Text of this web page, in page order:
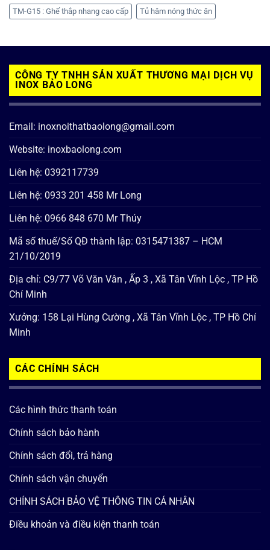
TM-G15 : Ghế thắp nhang cao cấp Tủ hâm nóng thức ăn
CÔNG TY TNHH SẢN XUẤT THƯƠNG MẠI DỊCH VỤ
INOX BẢO LONG
Email: inoxnoithatbaolong@gmail.com
Website: inoxbaolong.com
Liên hệ: 0392117739
Liên hệ: 0933 201 458 Mr Long
Liên hệ: 0966 848 670 Mr Thúy
Mã số thuế/Số QĐ thành lập: 0315471387 – HCM
21/10/2019
Địa chỉ: C9/77 Võ Văn Vân , Ấp 3 , Xã Tân Vĩnh Lộc , TP Hồ
Chí Minh
Xưởng: 158 Lại Hùng Cường , Xã Tân Vĩnh Lộc , TP Hồ Chí
Minh
CÁC CHÍNH SÁCH
Các hình thức thanh toán
Chính sách bảo hành
Chính sách đổi, trả hàng
Chính sách vận chuyển
CHÍNH SÁCH BẢO VỆ THÔNG TIN CÁ NHÂN
Điều khoản và điều kiện thanh toán